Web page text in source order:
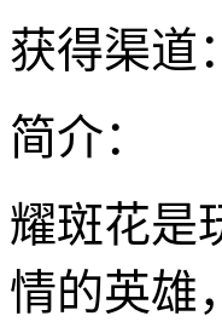
获得渠道
简介：
耀斑花是
情的英雄